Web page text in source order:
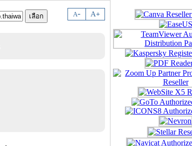
A- A+